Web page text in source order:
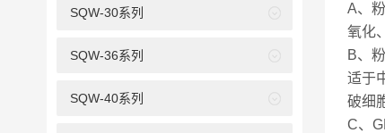
A、
氧化
B、
适于
破细
C、
SQW-30系列
SQW-36系列
SQW-40系列